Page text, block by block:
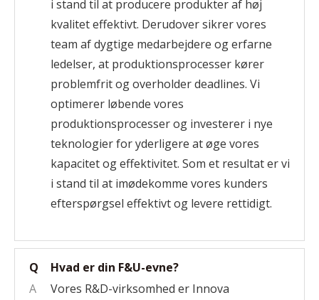
i stand til at producere produkter af høj
kvalitet effektivt. Derudover sikrer vores
team af dygtige medarbejdere og erfarne
ledelser, at produktionsprocesser kører
problemfrit og overholder deadlines. Vi
optimerer løbende vores
produktionsprocesser og investerer i nye
teknologier for yderligere at øge vores
kapacitet og effektivitet. Som et resultat er vi
i stand til at imødekomme vores kunders
efterspørgsel effektivt og levere rettidigt.
Q
Hvad er din F&U-evne?
A
Vores R&D-virksomhed er Innova